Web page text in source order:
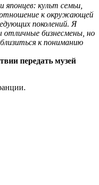
культ семьи,
отношение к окружающей
поколений. Я
отличные бизнесмены, но
к пониманию
передать музей